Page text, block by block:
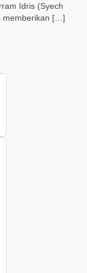
Idris (Syech
memberikan […]